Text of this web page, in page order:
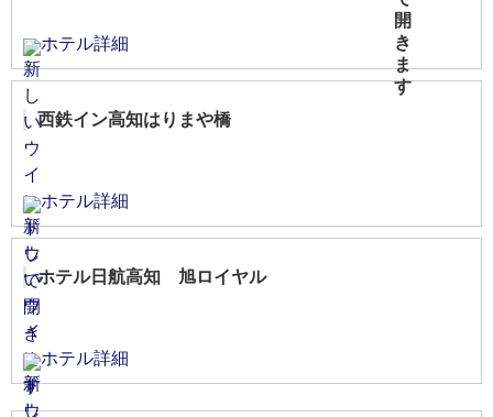
ホテル詳細
西鉄イン高知はりまや橋
ホテル詳細
ホテル日航高知 旭ロイヤル
ホテル詳細